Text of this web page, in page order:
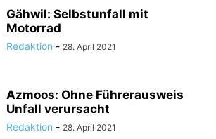
Gähwil: Selbstunfall mit
Motorrad
Redaktion - 28. April 2021
Azmoos: Ohne Führerausweis
Unfall verursacht
Redaktion - 28. April 2021